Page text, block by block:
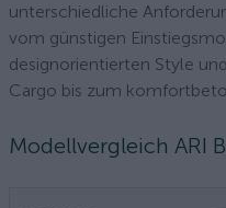
unterschiedliche
vom günstigen
designorientierten Style
Cargo bis zum
Modellvergleich ARI